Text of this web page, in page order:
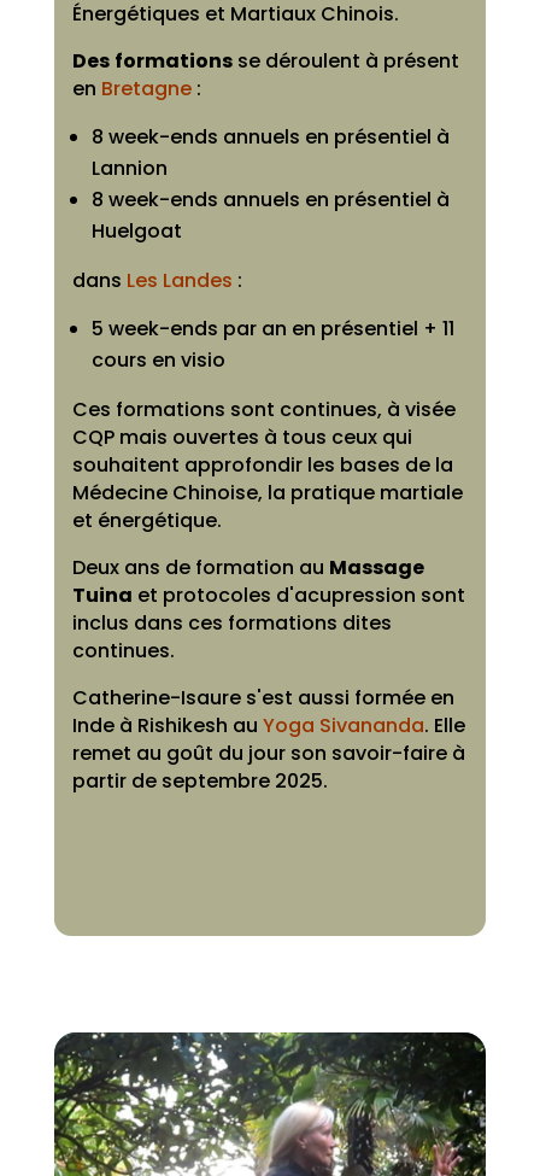
Énergétiques et Martiaux Chinois.
Des formationsse déroulent à présent
en Bretagne:
8 week-ends annuels en présentiel à
Lannion
8 week-ends annuels en présentiel à
Huelgoat
dans Les Landes :
5 week-ends par an en présentiel + 11
cours en visio
Ces formations sont continues, à visée
CQP mais ouvertes à tous ceux qui
souhaitent approfondir les bases de la
Médecine Chinoise, la pratique martiale
et énergétique.
Deux ans de formation au Massage
Tuina et protocoles d'acupression sont
inclus dans ces formations dites
continues.
Catherine-Isaure s'est aussi formée en
Inde à Rishikesh au Yoga Sivananda. Elle
remet au goût du jour son savoir-faire à
partir de septembre 2025.